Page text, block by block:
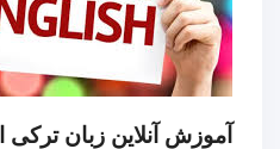
آموزش آنلاین زبان ترکی